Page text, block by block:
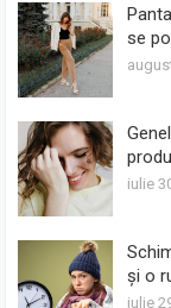
se
iulie
și o
iulie